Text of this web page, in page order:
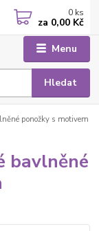
Menu
Hledat
0 ks
za 0,00 Kč
ponožky s motivem
bavlněné